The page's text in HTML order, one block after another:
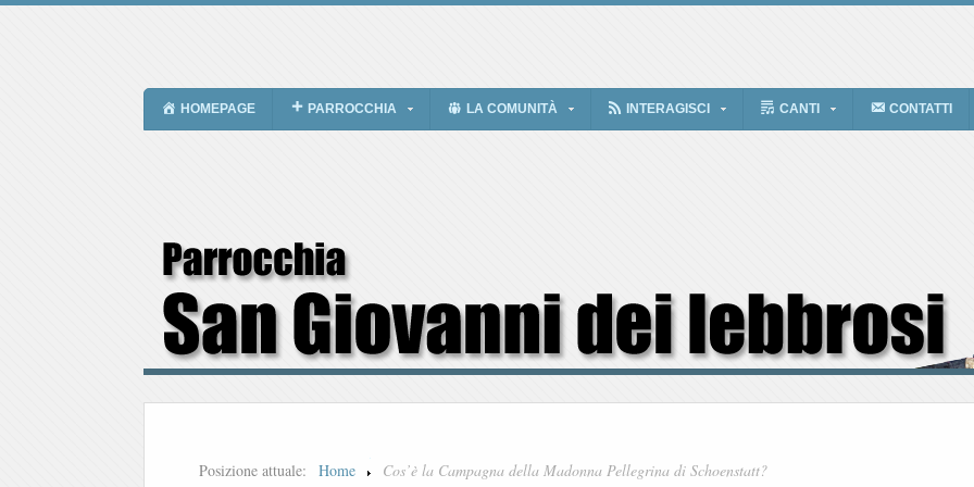
HOMEPAGE PARROCCHIA LA COMUNITÀ INTERAGISCI CANTI CONTATTI
Posizione attuale: Home Cos’è la Campagna della Madonna Pellegrina di Schoenstatt?